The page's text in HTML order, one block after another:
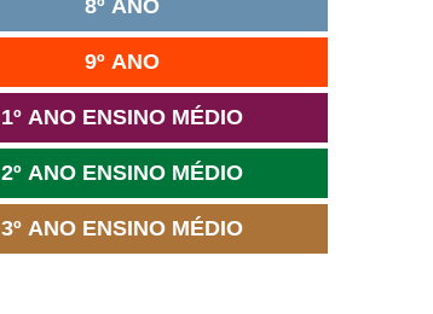
8º ANO
9º ANO
1º ANO ENSINO MÉDIO
2º ANO ENSINO MÉDIO
3º ANO ENSINO MÉDIO